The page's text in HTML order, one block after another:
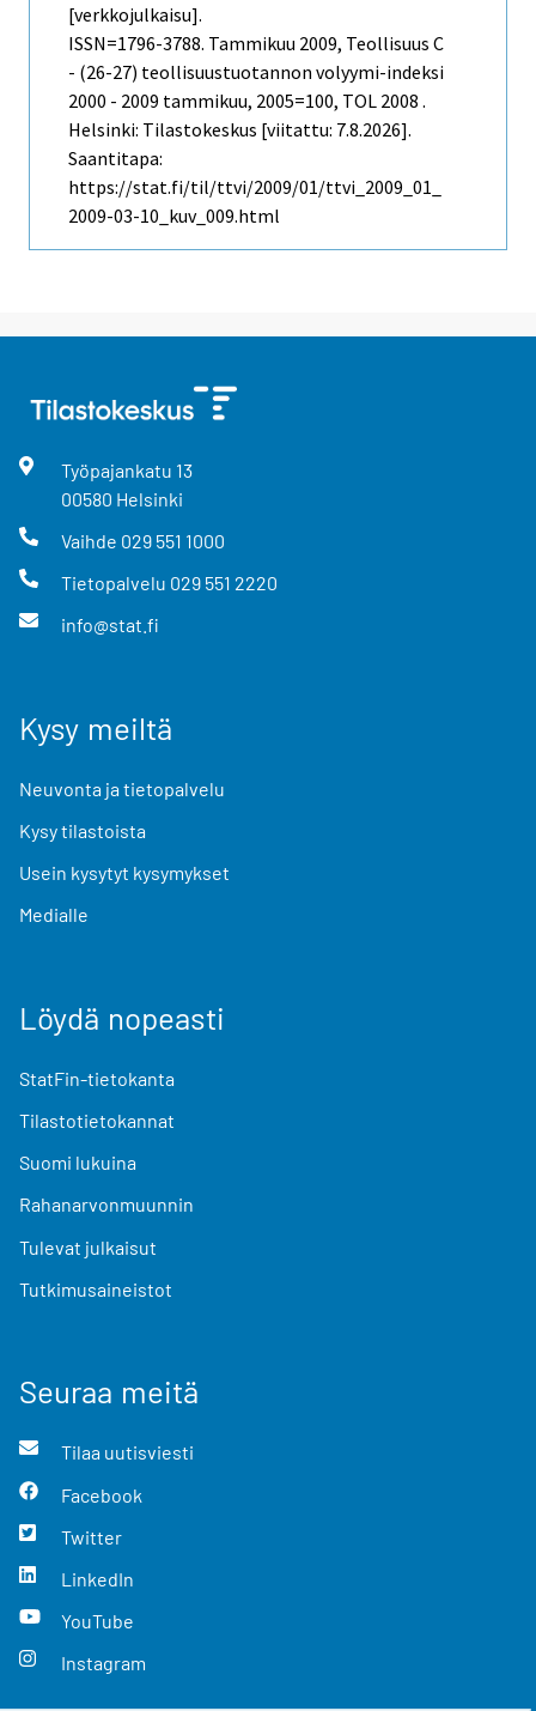
[verkkojulkaisu].
ISSN=1796-3788. Tammikuu 2009, Teollisuus C
- (26-27) teollisuustuotannon volyymi-indeksi
2000 - 2009 tammikuu, 2005=100, TOL 2008 .
Helsinki: Tilastokeskus [viitattu: 7.8.2026].
Saantitapa:
https://stat.fi/til/ttvi/2009/01/ttvi_2009_01_
2009-03-10_kuv_009.html
Työpajankatu 13
00580 Helsinki
Vaihde 029 551 1000
Tietopalvelu 029 551 2220
info@stat.fi
Kysy meiltä
Neuvonta ja tietopalvelu
Kysy tilastoista
Usein kysytyt kysymykset
Medialle
Löydä nopeasti
StatFin-tietokanta
Tilastotietokannat
Suomi lukuina
Rahanarvonmuunnin
Tulevat julkaisut
Tutkimusaineistot
Seuraa meitä
Tilaa uutisviesti
Facebook
Twitter
LinkedIn
YouTube
Instagram